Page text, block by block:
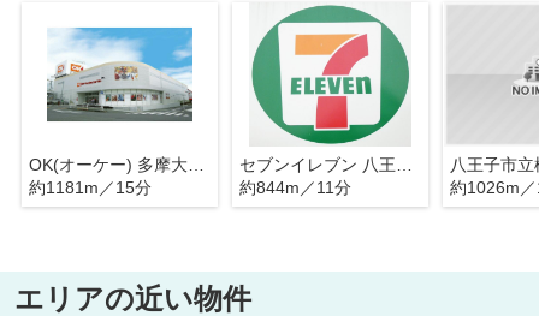
OK(オーケー) 多摩大塚店
約1181m／15分
セブンイレブン 八王子大塚店
約844m／11分
約1026m
エリアの近い物件